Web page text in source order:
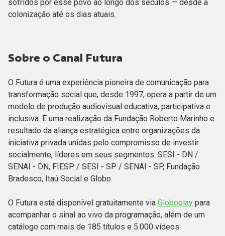
sofridos por esse povo ao longo dos séculos — desde a
colonização até os dias atuais.
Sobre o Canal Futura
O Futura é uma experiência pioneira de comunicação para
transformação social que, desde 1997, opera a partir de um
modelo de produção audiovisual educativa, participativa e
inclusiva. É uma realização da Fundação Roberto Marinho e
resultado da aliança estratégica entre organizações da
iniciativa privada unidas pelo compromisso de investir
socialmente, líderes em seus segmentos: SESI - DN /
SENAI - DN, FIESP / SESI - SP / SENAI - SP, Fundação
Bradesco, Itaú Social e Globo.
O Futura está disponível gratuitamente via Globoplay para
acompanhar o sinal ao vivo da programação, além de um
catálogo com mais de 185 títulos e 5.000 vídeos.